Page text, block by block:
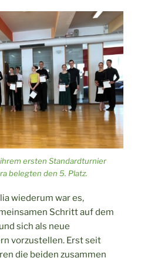
ersten Standardturnier
belegten den 5. Platz.
wiederum war es,
Schritt auf dem
sich als neue
vorzustellen. Erst seit
die beiden zusammen